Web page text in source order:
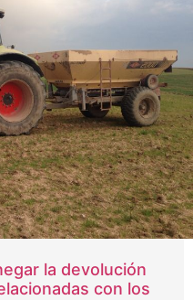
la devolución
con los